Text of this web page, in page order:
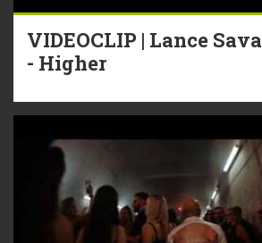
VIDEOCLIP | Lance
- Higher